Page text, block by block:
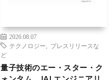
2026.08.07
テクノロジー
プレスリリースな
ど
量子技術のエー・スター・ク